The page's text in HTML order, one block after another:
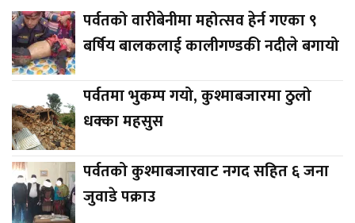
पर्वतको वारीबेनीमा महोत्सव हेर्न गएका ९
बर्षिय बालकलाई कालीगण्डकी नदीले बगायो
पर्वतमा भुकम्प गयो, कुश्माबजारमा ठुलो
धक्का महसुस
पर्वतको कुश्माबजारवाट नगद सहित ६ जना
जुवाडे पक्राउ